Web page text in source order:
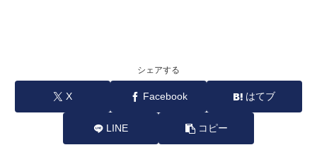
シェアする
X Facebook はてブ
LINE コピー